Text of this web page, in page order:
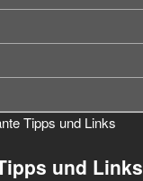
Tipps und Links
und Links